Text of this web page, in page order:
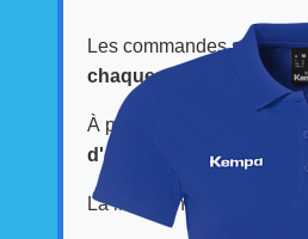
Les commandes sont
chaque mois
auprès de
À partir de ces dates, le
d'environ 3 semaines
La livraison est effectuée